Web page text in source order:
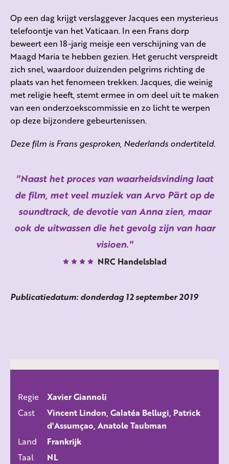
Op een dag krijgt verslaggever Jacques een mysterieus
telefoontje van het Vaticaan. In een Frans dorp
beweert een 18-jarig meisje een verschijning van de
Maagd Maria te hebben gezien. Het gerucht verspreidt
zich snel, waardoor duizenden pelgrims richting de
plaats van het fenomeen trekken. Jacques, die weinig
met religie heeft, stemt ermee in om deel uit te maken
van een onderzoekscommissie en zo licht te werpen
op deze bijzondere gebeurtenissen.
Deze film is Frans gesproken, Nederlands ondertiteld.
Naast het proces van waarheidsvinding laat
de film, met veel muziek van Arvo Pärt op de
soundtrack, de devotie van Anna zien, maar
ook de uitwassen die het gevolg zijn van haar
visioen.
NRC Handelsblad
Publicatiedatum: donderdag 12 september 2019
Regie
Xavier Giannoli
Cast
Vincent Lindon, Galatéa Bellugi, Patrick
d'Assumçao, Anatole Taubman
Land
Frankrijk
Taal
NL